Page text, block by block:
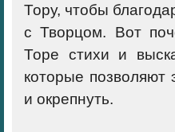
Тору, чтобы
с Творцом. Вот
Торе стихи и
которые позволяют
и окрепнуть.